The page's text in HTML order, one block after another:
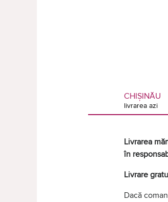
CHIȘINĂU
livrarea azi
Livrarea
în
Livrare
Dacă